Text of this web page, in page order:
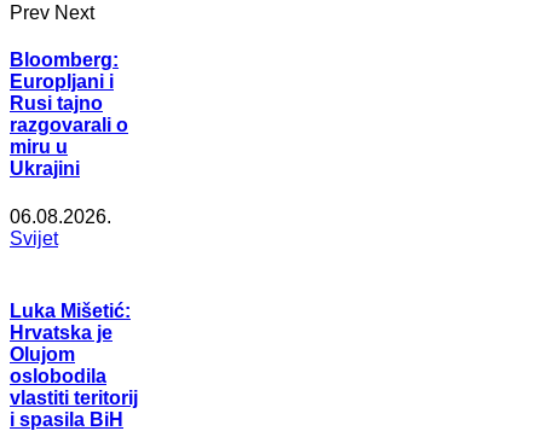
Prev Next
Bloomberg:
Europljani i
Rusi tajno
razgovarali o
miru u
Ukrajini
06.08.2026.
Svijet
Luka Mišetić:
Hrvatska je
Olujom
oslobodila
vlastiti teritorij
i spasila BiH